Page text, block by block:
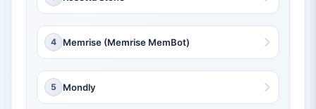
4 Memrise (Memrise MemBot)
5 Mondly